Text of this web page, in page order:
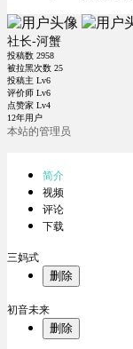
社长-河蟹
投稿数 2958
被拉黑次数 25
投稿主 Lv6
评价师 Lv6
点赞家 Lv4
12年用户
本站的管理员
简介
视频
评论
下载
三妈式
删除
初音未来
删除